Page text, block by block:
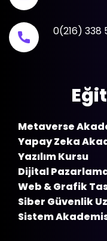
0(216) 338
Metaverse
Yapay Zeka
Yazılım Kursu
Dijital
Web & Grafik
Siber Güvenlik
Sistem